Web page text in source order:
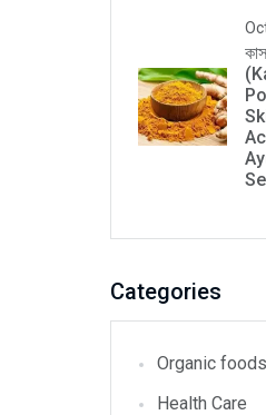
Categories
Organic foods
Health Care